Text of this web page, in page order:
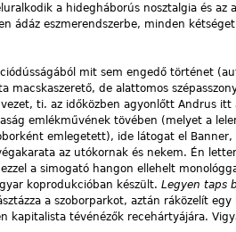
a hidegháborús nosztalgia és az
ádáz eszmerendszerbe, minden
mit sem engedő történet
macskaszerető, de alattomos
ti. az időközben agyonlőtt Andrus itt
emlékművének tövében (melyet a
emlegetett), ide látogat el
az utókornak és nekem. Én
a simogató hangon ellehelt
koprodukcióban készült. Legyen taps
a szoborparkot, aztán ráközelít egy
kapitalista tévénézők recehártyájára.